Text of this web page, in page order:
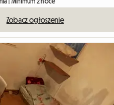
Zobacz ogłoszenie